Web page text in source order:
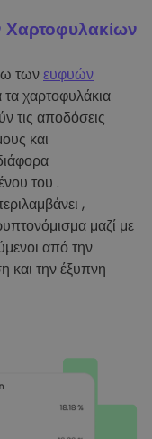
τωνευφυών
τα χαρτοφυλάκια
τις αποδόσεις
και
του .
,
μαζί με
από την
και την έξυπνη